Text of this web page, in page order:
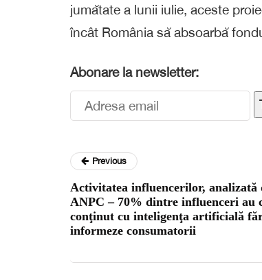
jumătate a lunii iulie, aceste
încât România să absoarbă
Abonare la newsletter:
Previous
Activitatea influencerilor, analizată
ANPC – 70% dintre influenceri au
conţinut cu inteligenţa artificială
informeze consumatorii